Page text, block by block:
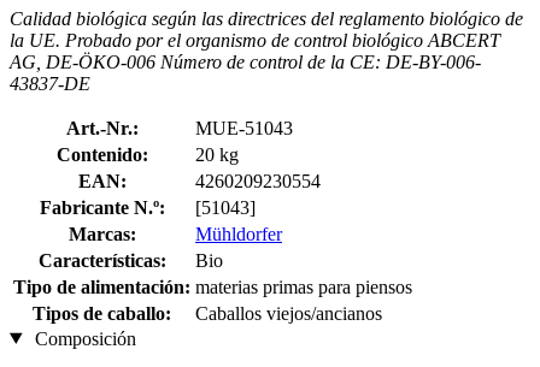
Calidad biológica según las directrices del reglamento biológico de
la UE. Probado por el organismo de control biológico ABCERT
AG, DE-ÖKO-006 Número de control de la CE: DE-BY-006-
43837-DE
Art.-Nr.:
MUE-51043
Contenido:
20 kg
EAN:
4260209230554
Fabricante N.º:
[51043]
Marcas:
Mühldorfer
Características:
Bio
Tipo de alimentación: materias primas para piensos
Tipos de caballo:
Caballos viejos/ancianos
Composición